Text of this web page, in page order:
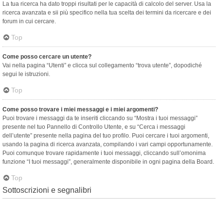
La tua ricerca ha dato troppi risultati per le capacità di calcolo del server. Usa la
ricerca avanzata e sii più specifico nella tua scelta dei termini da ricercare e dei
forum in cui cercare.
Top
Come posso cercare un utente?
Vai nella pagina “Utenti” e clicca sul collegamento “trova utente”, dopodiché
segui le istruzioni.
Top
Come posso trovare i miei messaggi e i miei argomenti?
Puoi trovare i messaggi da te inseriti cliccando su “Mostra i tuoi messaggi”
presente nel tuo Pannello di Controllo Utente, e su “Cerca i messaggi
dell’utente” presente nella pagina del tuo profilo. Puoi cercare i tuoi argomenti,
usando la pagina di ricerca avanzata, compilando i vari campi opportunamente.
Puoi comunque trovare rapidamente i tuoi messaggi, cliccando sull’omonima
funzione “I tuoi messaggi”, generalmente disponibile in ogni pagina della Board.
Top
Sottoscrizioni e segnalibri